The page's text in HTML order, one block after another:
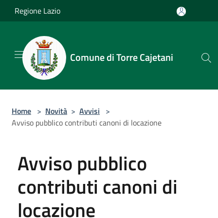
Salta al contenuto principale
Regione Lazio
Comune di Torre Cajetani
Home > Novità > Avvisi >
Avviso pubblico contributi canoni di locazione
Avviso pubblico
contributi canoni di
locazione